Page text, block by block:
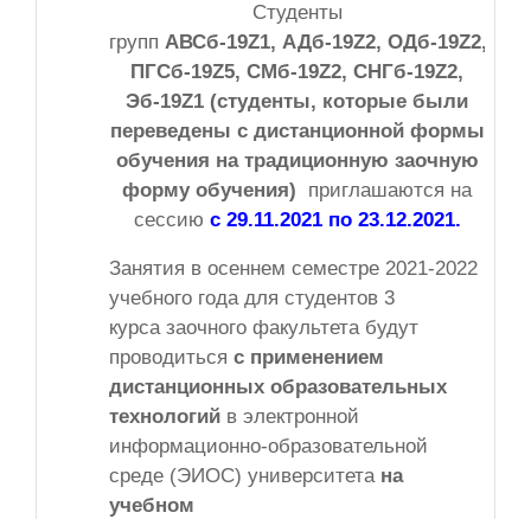
Студенты
групп АВСб-19Z1, АДб-19Z2, ОДб-19Z2,
ПГСб-19Z5, СМб-19Z2, СНГб-19Z2,
Эб-19Z1 (студенты, которые были
переведены с дистанционной формы
обучения на традиционную заочную
форму обучения)
приглашаются на
сессию с 29.11.2021 по 23.12.2021.
Занятия в осеннем семестре 2021-2022
учебного года для студентов 3
курса заочного факультета будут
проводиться с применением
дистанционных образовательных
технологий в электронной
информационно-образовательной
среде (ЭИОС) университета на
учебном